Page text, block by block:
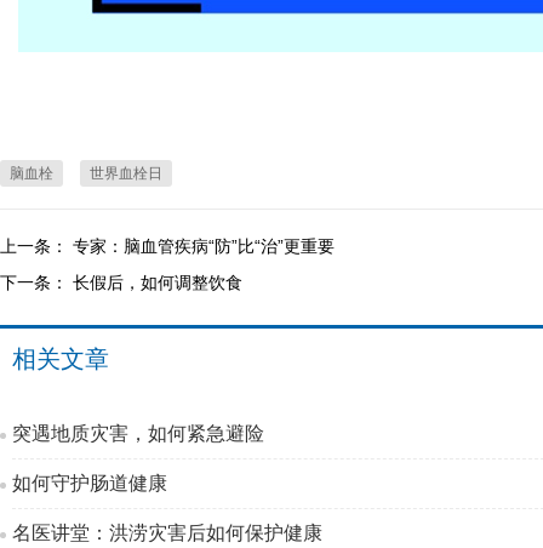
脑血栓 世界血栓日
上一条： 专家：脑血管疾病“防”比“治”更重要
下一条： 长假后，如何调整饮食
相关文章
突遇地质灾害，如何紧急避险
如何守护肠道健康
名医讲堂：洪涝灾害后如何保护健康